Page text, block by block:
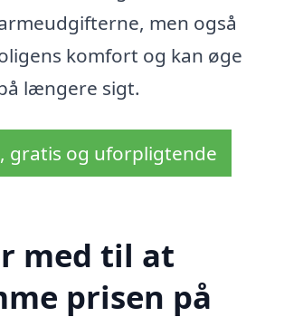
men også
komfort og kan øge
længere sigt.
gratis og uforpligtende
med til at
prisen på